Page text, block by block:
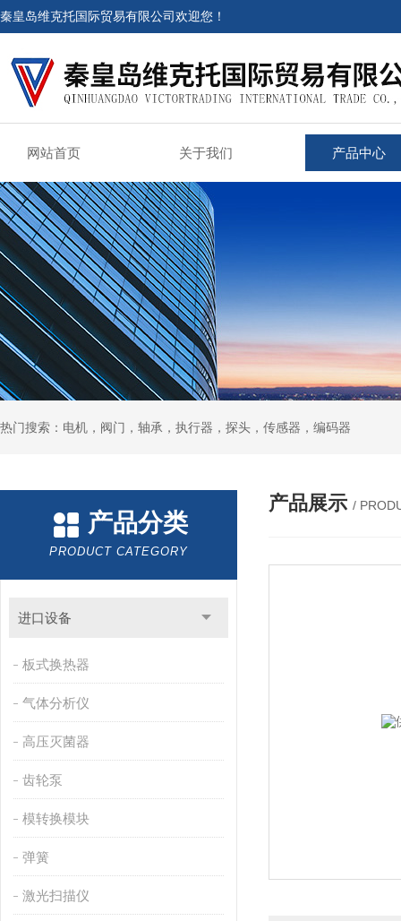
秦皇岛维克托国际贸易有限公司欢迎您！
网站首页 关于我们 产品中心
热门搜索：电机，阀门，轴承，执行器，探头，传感器，编码器
产品分类
PRODUCT CATEGORY
进口设备
板式换热器
气体分析仪
高压灭菌器
齿轮泵
模转换模块
弹簧
激光扫描仪
产品展示 /